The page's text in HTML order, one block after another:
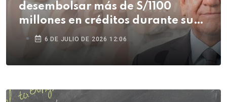
desembolsar más de S/1100
millones en créditos durante su
campaña de Fiestas Patrias
6 DE JULIO DE 2026 12:06